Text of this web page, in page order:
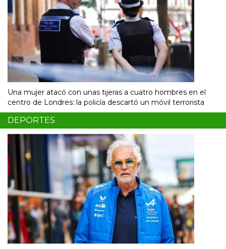
Una mujer atacó con unas tijeras a cuatro hombres en el
centro de Londres: la policía descartó un móvil terrorista
DEPORTES